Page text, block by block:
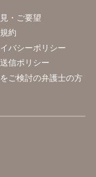
・ご要望
約
バシーポリシー
信ポリシー
ご検討の弁護士の方